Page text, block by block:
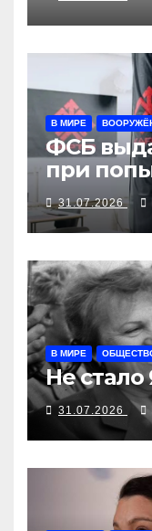
В МИРЕ
ФСБ
при
31.07.2026
В МИРЕ
Не
31.07.2026